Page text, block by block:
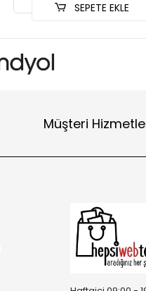
SEPETE EKLE
Müşteri